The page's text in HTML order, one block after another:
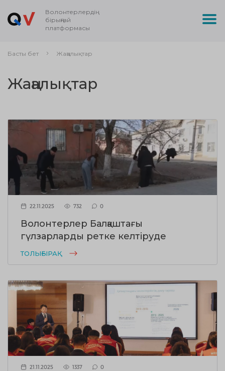
Волонтерлердің
бірыңғай
платформасы
Басты бет Жаңалықтар
Жаңалықтар
22.11.2025 732 0
Волонтерлер Балқаштағы
гүлзарларды ретке келтіруде
ТОЛЫҒЫРАҚ
21.11.2025 1337 0